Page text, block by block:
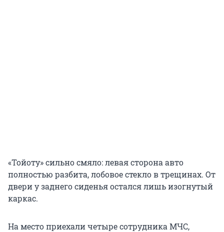
«Тойоту» сильно смяло: левая сторона авто
полностью разбита, лобовое стекло в трещинах. От
двери у заднего сиденья остался лишь изогнутый
каркас.
На место приехали четыре сотрудника МЧС,